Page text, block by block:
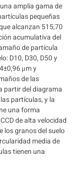
amplia gama de
pequeñas
alcanzan 515,70
acumulativa del
de partícula
D10, D30, D50 y
μm y
de las
partir del diagrama
partículas, y la
una forma
de alta velocidad
los granos del suelo
media de
tienen una